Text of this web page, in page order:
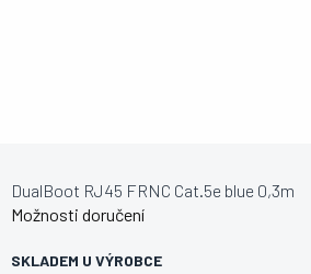
SKLADEM U VÝROBCE
Možnosti doručení
DualBoot RJ45 FRNC Cat.5e blue 0,3m